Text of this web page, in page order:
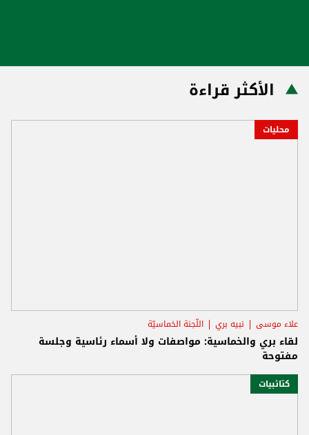
الأكثر قراءة
محليات
علاء موسى نبيه بري اللّجنة الخماسيّة
لقاء بري والخماسية: مواصفات ولا أسماء رئاسية وجلسة
مفتوحة
كتائبيات